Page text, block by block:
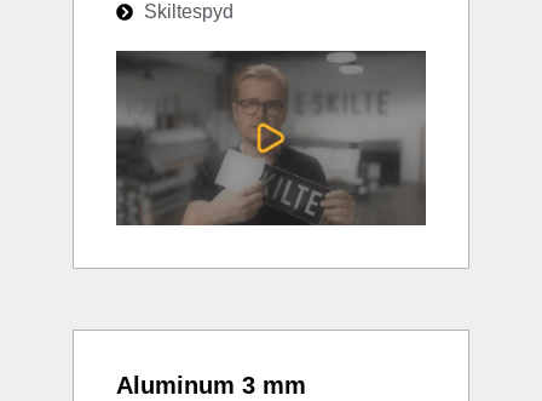
Skiltespyd
Aluminum 3 mm